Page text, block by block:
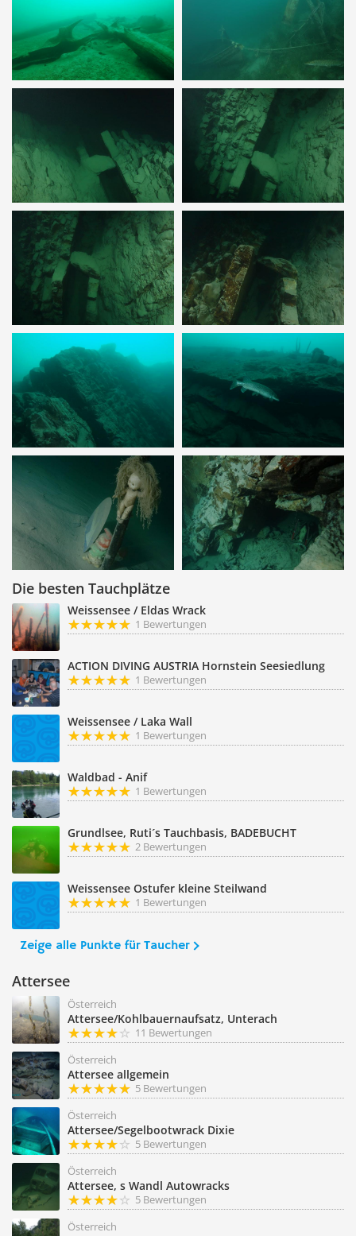
Die besten Tauchplätze
Weissensee / Eldas Wrack
1 Bewertungen
ACTION DIVING AUSTRIA Hornstein Seesiedlung
1 Bewertungen
Weissensee / Laka Wall
1 Bewertungen
Waldbad - Anif
1 Bewertungen
Grundlsee, Ruti´s Tauchbasis, BADEBUCHT
2 Bewertungen
Weissensee Ostufer kleine Steilwand
1 Bewertungen
Zeige alle Punkte für Taucher
Attersee
Österreich
Attersee/Kohlbauernaufsatz, Unterach
11 Bewertungen
Österreich
Attersee allgemein
5 Bewertungen
Österreich
Attersee/Segelbootwrack Dixie
5 Bewertungen
Österreich
Attersee, s Wandl Autowracks
5 Bewertungen
Österreich